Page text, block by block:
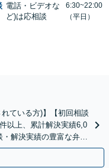
電話・ビデオな
ど)は応相談
6:30~22:00
（平日）
ている方)】【初回相談
以上、累計解決実績6,0
解決実績の豊富な弁護